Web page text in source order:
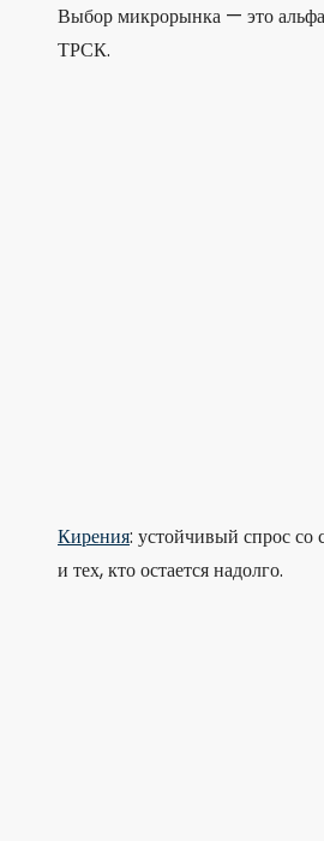
Выбор микрорынка — это
ТРСК.
Кирения: устойчивый спрос со
и тех, кто остается надолго.